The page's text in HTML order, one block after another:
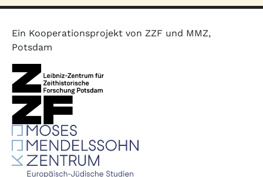
Ein Kooperationsprojekt von ZZF und MMZ,
Potsdam